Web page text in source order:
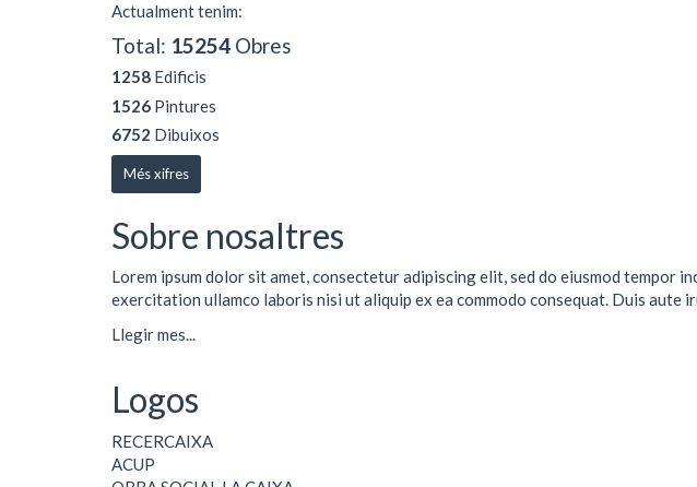
Actualment tenim:
Total: 15254 Obres
1258 Edificis
1526 Pintures
6752 Dibuixos
Més xifres
Sobre nosaltres
Lorem ipsum dolor sit amet, consectetur adipiscing elit, sed do eiusmod tempor
exercitation ullamco laboris nisi ut aliquip ex ea commodo consequat. Duis aute
Llegir mes...
Logos
RECERCAIXA
ACUP